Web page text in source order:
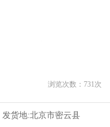
浏览次数： 731 次
发货地:北京市密云县